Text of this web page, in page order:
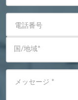
電話番号
国/地域*
メッセージ *